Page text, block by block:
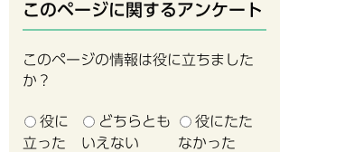
このページに関するアンケート
このページの情報は役に立ちました
か？
役に
立った
どちらとも
いえない
役にたた
なかった